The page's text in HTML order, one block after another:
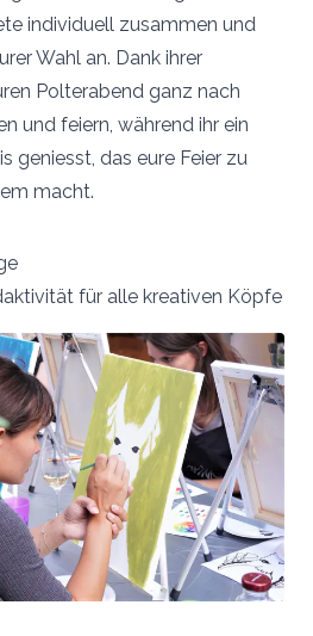
individuell zusammen und
Wahl an. Dank ihrer
Polterabend ganz nach
und feiern, während ihr ein
geniesst, das eure Feier zu
macht.
für alle kreativen Köpfe